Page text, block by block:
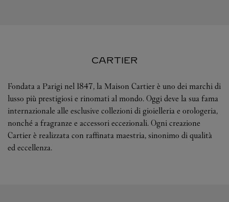
CARTIER
Fondata a Parigi nel 1847, la Maison Cartier è uno dei marchi di
lusso più prestigiosi e rinomati al mondo. Oggi deve la sua fama
internazionale alle esclusive collezioni di gioielleria e orologeria,
nonché a fragranze e accessori eccezionali. Ogni creazione
Cartier è realizzata con raffinata maestria, sinonimo di qualità
ed eccellenza.